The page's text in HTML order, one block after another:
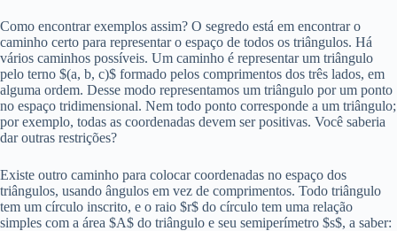
Como encontrar exemplos assim? O segredo está em encontrar o
caminho certo para representar o espaço de todos os triângulos. Há
vários caminhos possíveis. Um caminho é representar um triângulo
pelo terno $(a, b, c)$ formado pelos comprimentos dos três lados, em
alguma ordem. Desse modo representamos um triângulo por um ponto
no espaço tridimensional. Nem todo ponto corresponde a um triângulo;
por exemplo, todas as coordenadas devem ser positivas. Você saberia
dar outras restrições?
Existe outro caminho para colocar coordenadas no espaço dos
triângulos, usando ângulos em vez de comprimentos. Todo triângulo
tem um círculo inscrito, e o raio $r$ do círculo tem uma relação
simples com a área $A$ do triângulo e seu semiperímetro $s$, a saber: